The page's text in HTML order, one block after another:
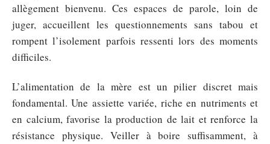
allègement bienvenu. Ces espaces de parole, loin de
juger, accueillent les questionnements sans tabou et
rompent l’isolement parfois ressenti lors des moments
difficiles.
L’alimentation de la mère est un pilier discret mais
fondamental. Une assiette variée, riche en nutriments et
en calcium, favorise la production de lait et renforce la
résistance physique. Veiller à boire suffisamment, à